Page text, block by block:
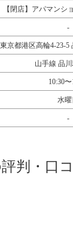
【閉店】アパマンシ
-
東京都港区高輪4-23-
山手線 品
10:30
水曜
-
判・口